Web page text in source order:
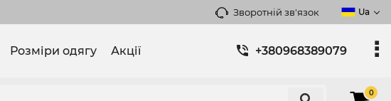
Зворотній зв'язок Ua
Розміри одягу Акції +380968389079
0